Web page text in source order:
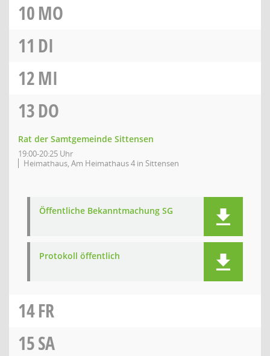
10MO
11 DI
12MI
13DO
Rat der Samtgemeinde Sittensen
19:00-20:25 Uhr
Heimathaus, Am Heimathaus 4 in Sittensen
Öffentliche Bekanntmachung SG
Protokoll öffentlich
14FR
15SA